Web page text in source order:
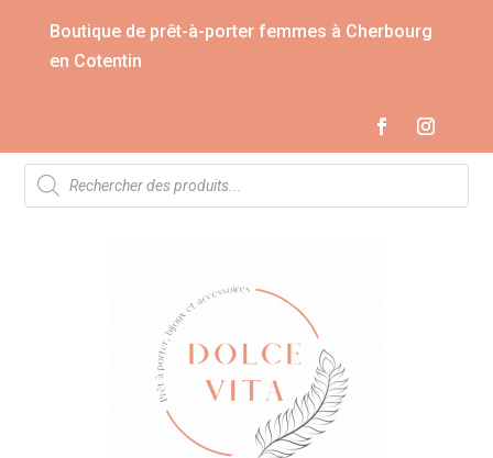
Boutique de prêt-à-porter femmes à Cherbourg
en Cotentin
Recherche
de
produits